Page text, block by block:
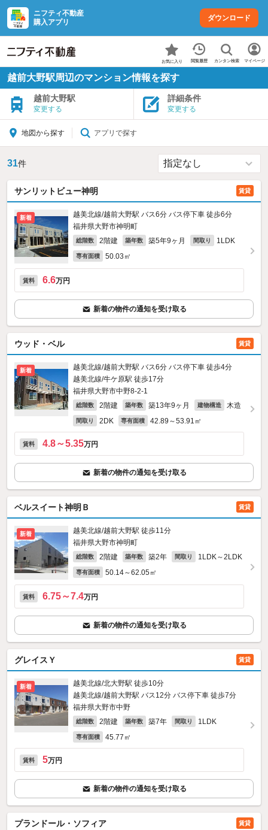
ニフティ不動産
購入アプリ
ダウンロード
お気に入り 閲覧履歴 カンタン検索 マイページ
越前大野駅周辺のマンション情報を探す
越前大野駅
変更する
詳細条件
変更する
地図から探す アプリで探す
31件
サンリットビュー神明 賃貸
新着
越美北線/越前大野駅 バス6分 バス停下車 徒歩6分
福井県大野市神明町
総階数 2階建 築年数 築5年9ヶ月 間取り 1LDK
専有面積 50.03㎡
賃料 6.6万円
新着の物件の通知を受け取る
ウッド・ベル 賃貸
新着
越美北線/越前大野駅 バス6分 バス停下車 徒歩4分
越美北線/牛ケ原駅 徒歩17分
福井県大野市中野8‐2‐1
総階数 2階建 築年数 築13年9ヶ月 建物構造 木造
間取り 2DK 専有面積 42.89～53.91㎡
賃料 4.8～5.35万円
新着の物件の通知を受け取る
ベルスイート神明Ｂ 賃貸
新着
越美北線/越前大野駅 徒歩11分
福井県大野市神明町
総階数 2階建 築年数 築2年 間取り 1LDK～2LDK
専有面積 50.14～62.05㎡
賃料 6.75～7.4万円
新着の物件の通知を受け取る
グレイスＹ 賃貸
新着
越美北線/北大野駅 徒歩10分
越美北線/越前大野駅 バス12分 バス停下車 徒歩7分
福井県大野市中野
総階数 2階建 築年数 築7年 間取り 1LDK
専有面積 45.77㎡
賃料 5万円
新着の物件の通知を受け取る
プランドール・ソフィア 賃貸